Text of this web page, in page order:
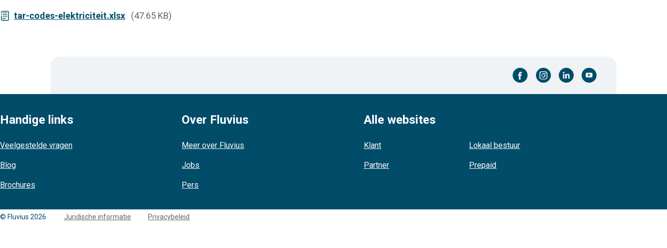
tar-codes-elektriciteit.xlsx (47.65 KB)
facebook-cirkel instagram-cirkel linkedin-cirkel youtube-cirkel
Handige links
Veelgestelde vragen
Blog
Brochures
Over Fluvius
Meer over Fluvius
Jobs
Pers
Alle websites
Klant
Partner
Lokaal bestuur
Prepaid
© Fluvius 2026
Copyright
Juridische informatie Privacybeleid